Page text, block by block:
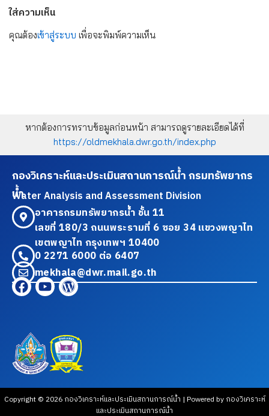
ใส่ความเห็น
คุณต้องเข้าสู่ระบบ เพื่อจะพิมพ์ความเห็น
หากต้องการทราบข้อมูลก่อนหน้า สามารถดูรายละเอียดได้ที่
https://oldmekhala.dwr.go.th/index.php
กองวิเคราะห์และประเมินสถานการณ์น้ำ กรมทรัพยากร
น้ำ
Water Analysis and Assessment Division
อาคารกรมทรัพยากรน้ำ ชั้น 11
เลขที่ 180/3 ถนนพระรามที่ 6 ซอย 34 แขวงพญาไท
เขตพญาไท กรุงเทพฯ 10400
0 2271 6000 ต่อ 6407
mekhala@dwr.mail.go.th
Copyright © 2026 กองวิเคราะห์และประเมินสถานการณ์น้ำ | Powered by กองวิเคราะห์
และประเมินสถานการณ์น้ำ